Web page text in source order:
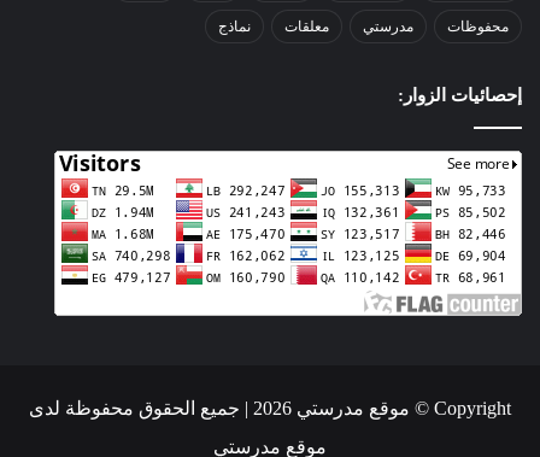
محفوظات مدرستي معلقات نماذج
إحصائيات الزوار:
Copyright © موقع مدرستي 2026 | جميع الحقوق محفوظة لدى
موقع مدرستي